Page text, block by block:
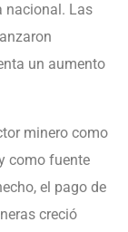
nacional. Las
un aumento
minero como
como fuente
el pago de
creció